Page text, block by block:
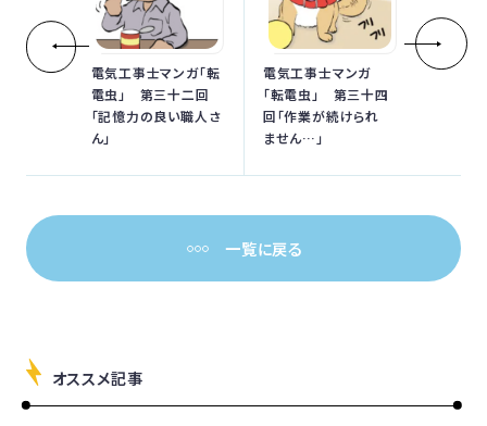
電気工事士マンガ「転
電虫」 第三十二回
「記憶力の良い職人さ
ん」
電気工事士マンガ
「転電虫」 第三十四
回「作業が続けられ
ません…」
一覧に戻る
オススメ記事